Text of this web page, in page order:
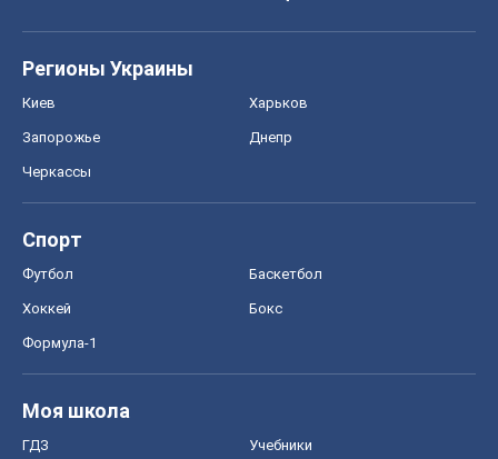
Регионы Украины
Киев Харьков
Запорожье Днепр
Черкассы
Спорт
Футбол Баскетбол
Хоккей Бокс
Формула-1
Моя школа
ГДЗ Учебники